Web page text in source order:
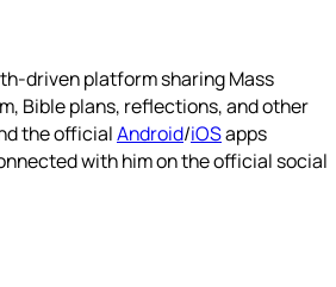
driven platform sharing Mass
Bible plans, reflections, and other
the officialAndroid/iOSapps
with him on the official social